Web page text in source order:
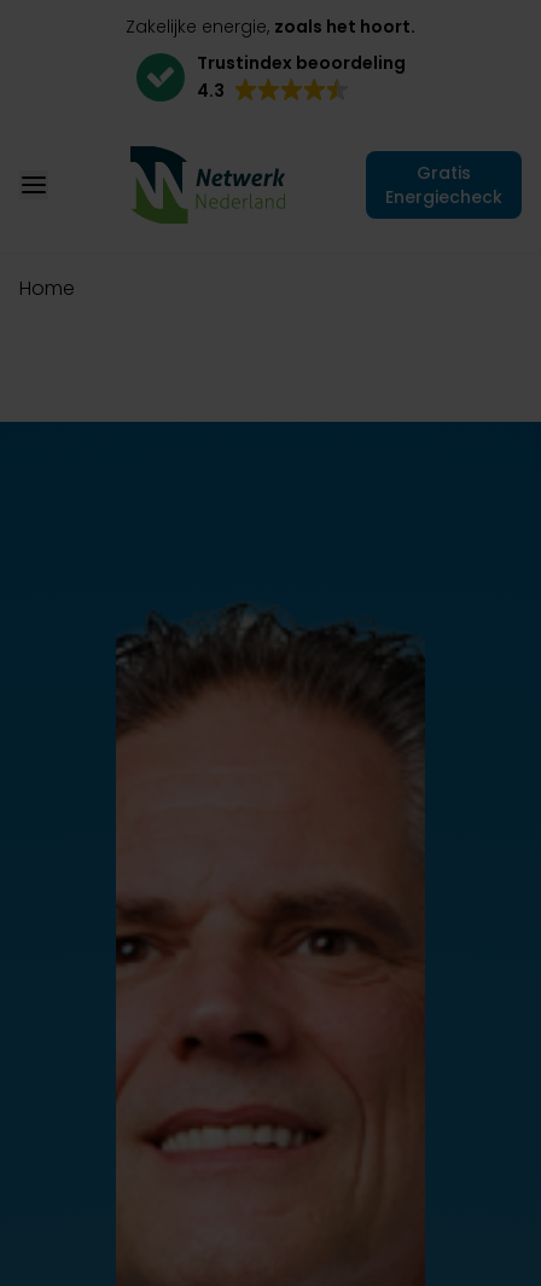
Zakelijke energie, zoals het hoort.
Trustindex beoordeling
4.3
Gratis
Energiecheck
Home